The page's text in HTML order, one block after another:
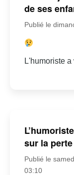
de ses
Publié le
L'humoriste
sur la
Publié le
03:10